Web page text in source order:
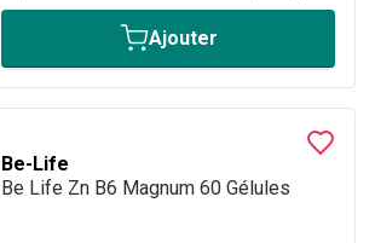
Ajouter
Be-Life
Be Life Zn B6 Magnum 60 Gélules